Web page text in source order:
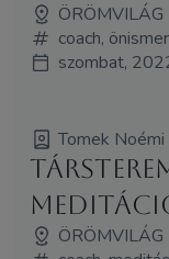
ÖRÖMVILÁG
coach,
szombat,
Tomek Noémi
ÖRÖMVILÁG